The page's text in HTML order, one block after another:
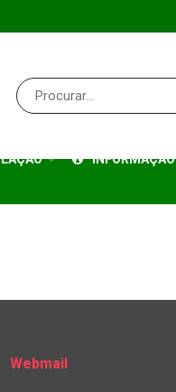
INFORMAÇÃO
Webmail